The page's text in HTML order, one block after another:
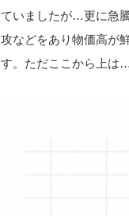
ていましたが…更に急
攻などをあり物価高が
す。ただここから上は